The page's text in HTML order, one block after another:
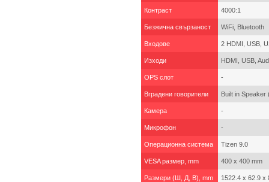
Контраст 4000:1
Безжична свързаност WiFi, Bluetooth
Входове 2 HDMI, USB,
Изходи HDMI, USB,
OPS слот -
Вградени говорители Built in Speaker
Камера -
Микрофон -
Операционна система Tizen 9.0
VESA размер, mm 400 x 400 mm
Размери (Ш, Д, В), mm 1522.4 x 62.9 x